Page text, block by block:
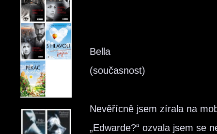
Bella
(současnost)
Nevěřícně jsem zírala na
„Edwarde?“ ozvala jsem se